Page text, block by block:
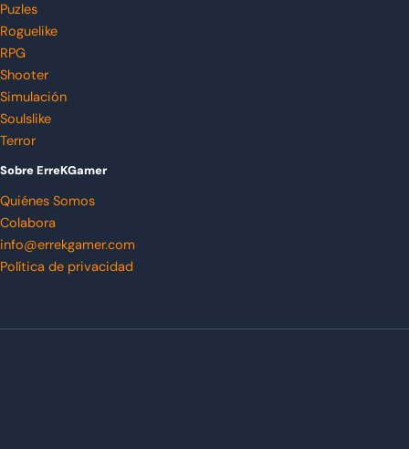
Puzles
Roguelike
RPG
Shooter
Simulación
Soulslike
Terror
Sobre ErreKGamer
Quiénes Somos
Colabora
info@errekgamer.com
Política de privacidad